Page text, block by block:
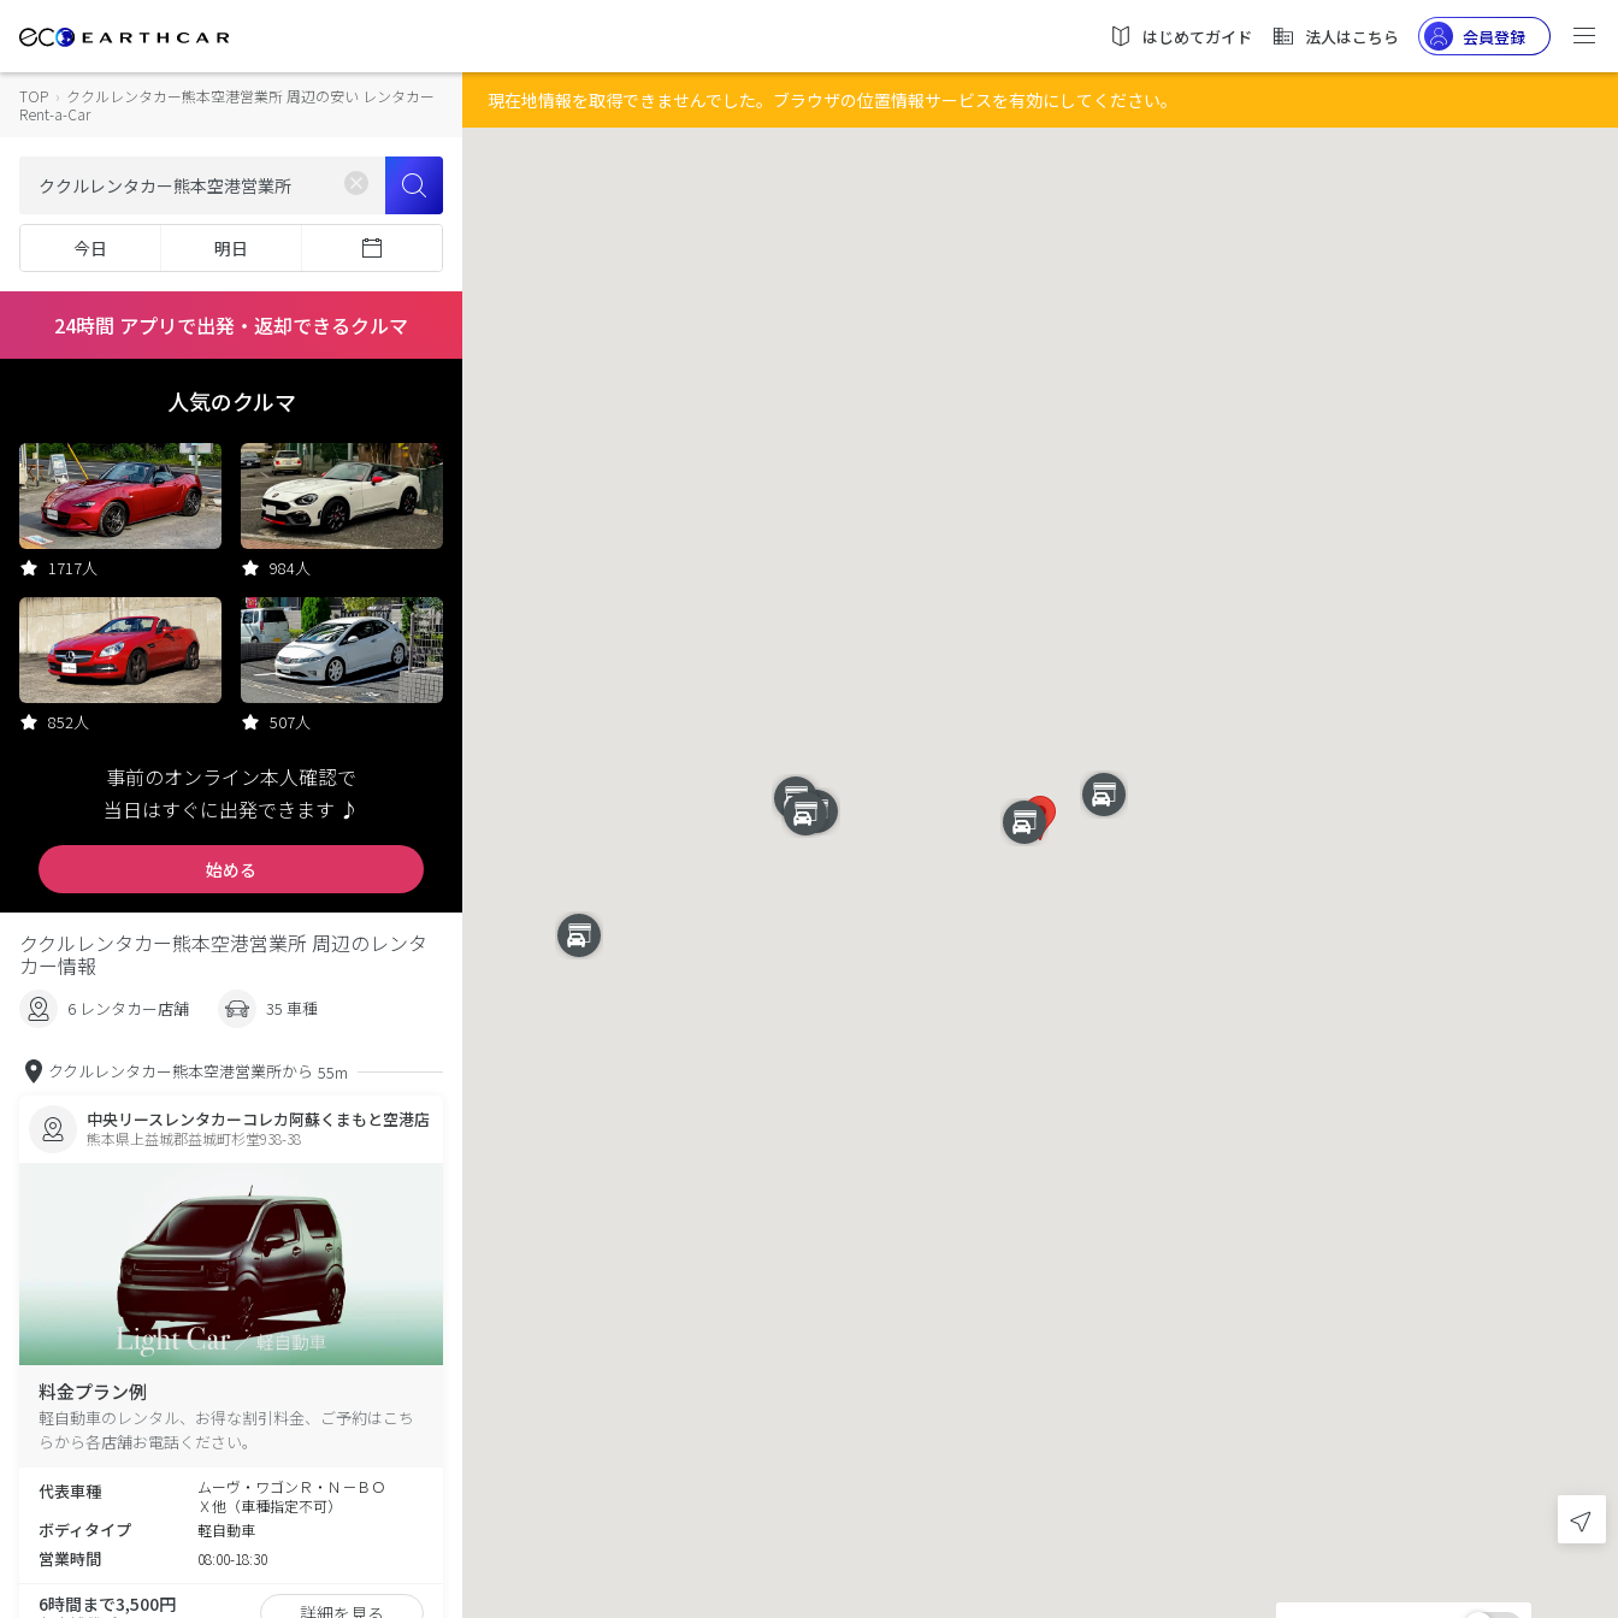
はじめてガイド 法人はこちら 会員登録
TOP › ククルレンタカー熊本空港営業所 周辺の安い レンタカー
Rent-a-Car
今日 明日
24時間 アプリで出発・返却できるクルマ
人気のクルマ
1717人 984人
852人 507人
事前のオンライン本人確認で
当日はすぐに出発できます ♪
始める
ククルレンタカー熊本空港営業所 周辺のレンタ
カー情報
6 レンタカー店舗 35 車種
ククルレンタカー熊本空港営業所から 55m
中央リースレンタカーコレカ阿蘇くまもと空港店
熊本県上益城郡益城町杉堂938-38
料金プラン例
軽自動車のレンタル、お得な割引料金、ご予約はこち
らから各店舗お電話ください。
代表車種
ムーヴ・ワゴンＲ・Ｎ－ＢＯ
Ｘ他（車種指定不可）
ボディタイプ 軽自動車
営業時間 08:00-18:30
6時間まで3,500円 詳細を見る